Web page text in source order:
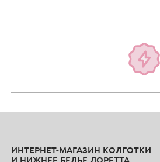
ИНТЕРНЕТ-МАГАЗИН КОЛГОТКИ
И НИЖНЕЕ БЕЛЬЕ ЛОРЕТТА